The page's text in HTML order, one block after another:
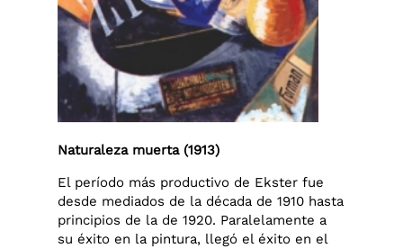
Naturaleza muerta (1913)
El período más productivo de Ekster fue
desde mediados de la década de 1910 hasta
principios de la de 1920. Paralelamente a
su éxito en la pintura, llegó el éxito en el